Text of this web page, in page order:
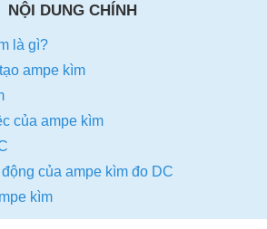
NỘI DUNG CHÍNH
là gì?
ampe kìm
của ampe kìm
của ampe kìm đo DC
kìm